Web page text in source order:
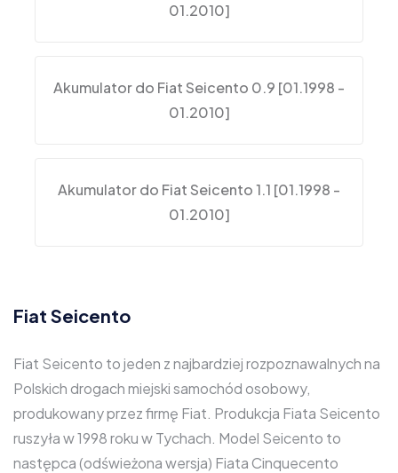
01.2010]
Akumulator do Fiat Seicento 0.9 [01.1998 -
01.2010]
Akumulator do Fiat Seicento 1.1 [01.1998 -
01.2010]
Fiat Seicento
Fiat Seicento to jeden z najbardziej rozpoznawalnych na
Polskich drogach miejski samochód osobowy,
produkowany przez firmę Fiat. Produkcja Fiata Seicento
ruszyła w 1998 roku w Tychach. Model Seicento to
następca (odświeżona wersja) Fiata Cinquecento